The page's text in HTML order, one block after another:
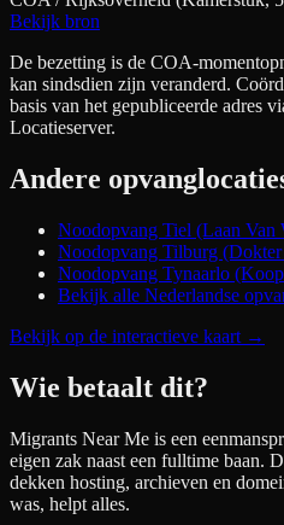
Bekijk bron
De bezetting is de COA-
kan sindsdien zijn veranderd.
basis van het gepubliceerde adres
Locatieserver.
Andere
Noodopvang Tiel (Laan Van
Noodopvang Tilburg
Noodopvang Tynaarlo
Bekijk alle Nederlandse
Bekijk op de interactieve kaart →
Wie betaalt dit?
Migrants Near Me is een
eigen zak naast een fulltime baan.
dekken hosting, archieven en
was, helpt alles.